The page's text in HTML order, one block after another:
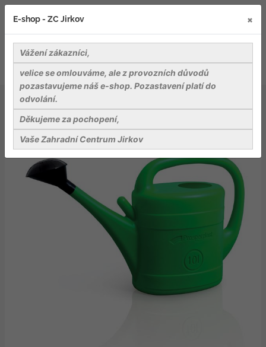
Nářadí a pomůcky
Konev zahradní SPRING tm. zelená 3l
E-shop - ZC Jirkov ×
Vážení zákazníci,
velice se omlouváme, ale z provozních důvodů
pozastavujeme náš e-shop. Pozastavení platí do
odvolání.
Děkujeme za pochopení,
Vaše Zahradní Centrum Jirkov